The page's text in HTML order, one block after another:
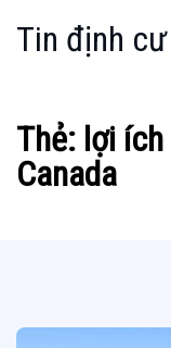
Tin định
Thẻ: lợi
Canada